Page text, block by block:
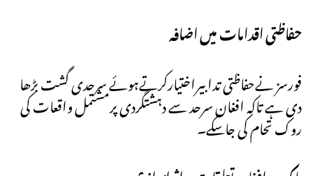
حفاظتی اقدامات میں اضافہ
فورسز نےحفاظتی تدابیراختیارکرتےہوئے سرحدی گشت بڑھا
دی ہے تاکہ افغان سرحد سے دہشتگردی پرمشتمل واقعات کی
روک تحام کی جاسکے۔